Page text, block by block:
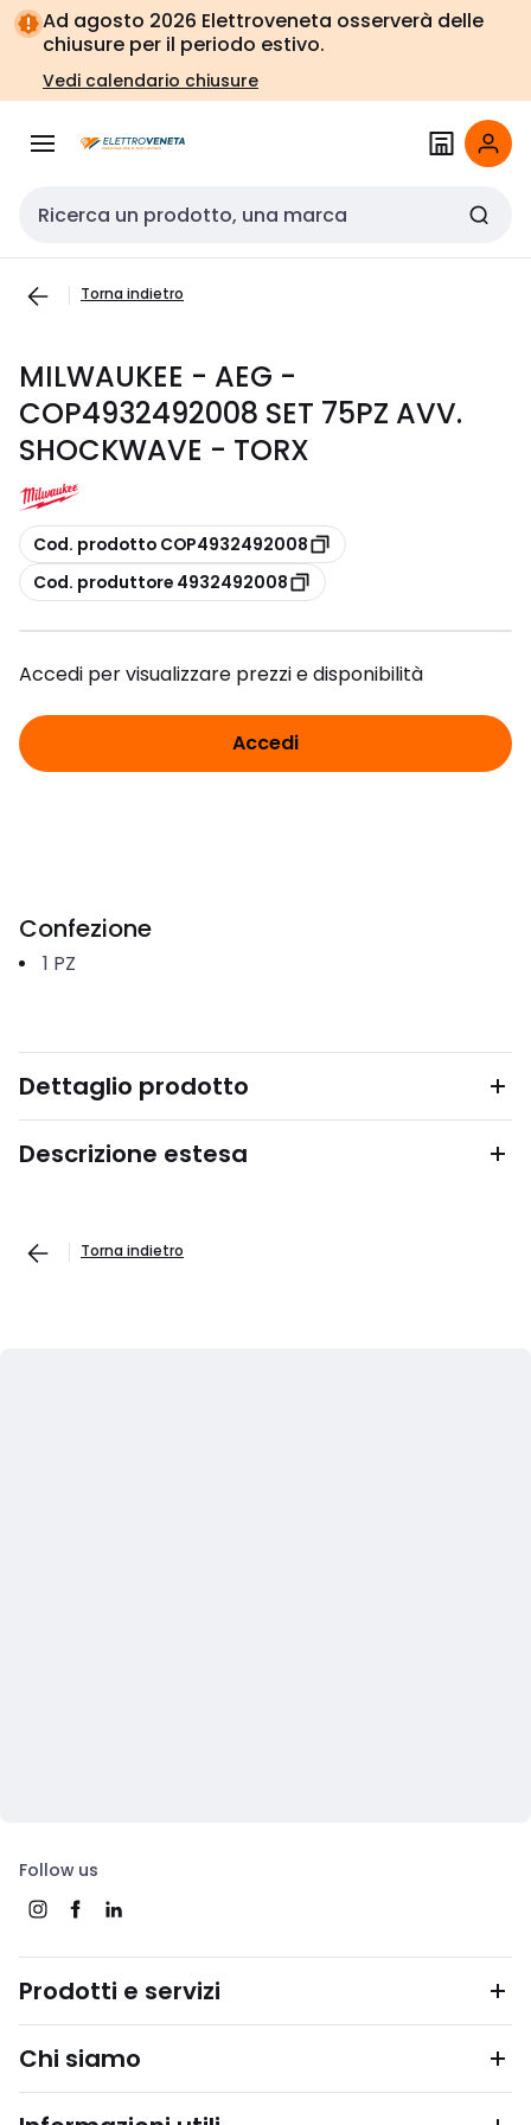
Vai alla
navigazione
Vai
alla
pagina
Ad agosto 2026 Elettroveneta osserverà delle
chiusure per il periodo estivo.
Vedi calendario chiusure
Cerca input
Torna indietro
MILWAUKEE - AEG -
COP4932492008 SET 75PZ AVV.
SHOCKWAVE - TORX
copia
Cod. prodotto COP4932492008
copia
Cod. produttore 4932492008
Accedi per visualizzare prezzi e disponibilità
Accedi
Confezione
1 PZ
Dettaglio prodotto
Descrizione estesa
Torna indietro
Follow us
Prodotti e servizi
Chi siamo